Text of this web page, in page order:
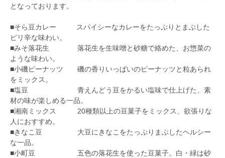
となっております。
■そら豆カレー スパイシーなカレーをたっぷりとまぶした
ピリ辛な味わい。
■みそ落花生 落花生を生味噌と砂糖で絡めた、お惣菜の
ような味わい。
■小磯ピーナッツ 磯の香りいっぱいのピーナッツと粒あられ
をミックス。
■塩豆 青えんどう豆をかるい塩味で仕上げた、素
材の味が楽しめる一品。
■湘南ミックス 20種類以上の豆菓子をミックス、欲張りな
人におすすめ。
■きなこ豆 大豆にきなこをたっぷりまぶしたヘルシー
な一品。
■小町豆 五色の落花生を使った豆菓子。白・緑は砂